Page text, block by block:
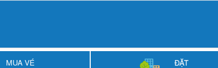
MUA VÉ
ĐẶT